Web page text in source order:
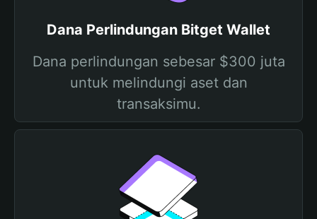
Dana Perlindungan Bitget Wallet
Dana perlindungan sebesar $300 juta
untuk melindungi aset dan
transaksimu.